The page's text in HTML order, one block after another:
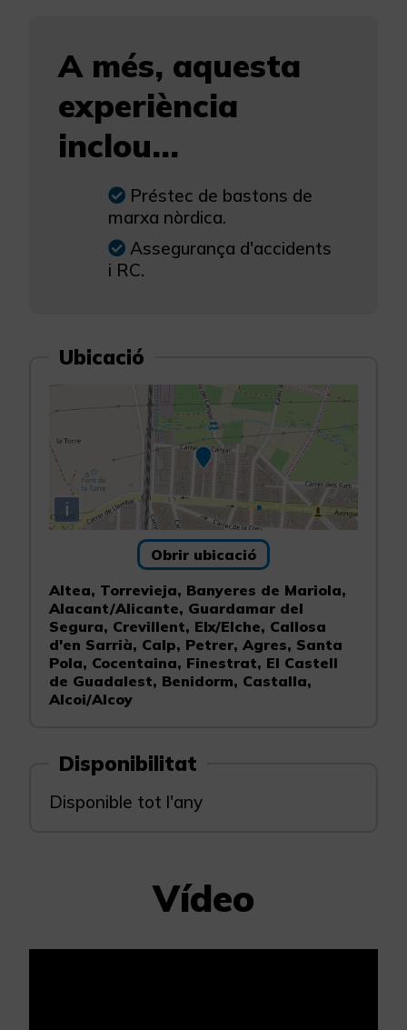
A més, aquesta
experiència
inclou...
Préstec de bastons de
marxa nòrdica.
Assegurança d'accidents
i RC.
Ubicació
i
Obrir ubicació
Altea, Torrevieja, Banyeres de Mariola,
Alacant/Alicante, Guardamar del
Segura, Crevillent, Elx/Elche, Callosa
d'en Sarrià, Calp, Petrer, Agres, Santa
Pola, Cocentaina, Finestrat, El Castell
de Guadalest, Benidorm, Castalla,
Alcoi/Alcoy
Disponibilitat
Disponible tot l'any
Vídeo